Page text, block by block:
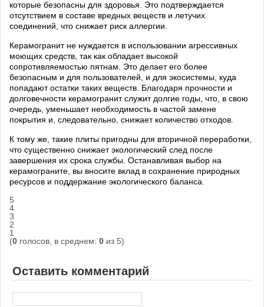
которые безопасны для здоровья. Это подтверждается
отсутствием в составе вредных веществ и летучих
соединений, что снижает риск аллергии.
Керамогранит не нуждается в использовании агрессивных
моющих средств, так как обладает высокой
сопротивляемостью пятнам. Это делает его более
безопасным и для пользователей, и для экосистемы, куда
попадают остатки таких веществ. Благодаря прочности и
долговечности керамогранит служит долгие годы, что, в свою
очередь, уменьшает необходимость в частой замене
покрытия и, следовательно, снижает количество отходов.
К тому же, такие плиты пригодны для вторичной переработки,
что существенно снижает экологический след после
завершения их срока службы. Останавливая выбор на
керамограните, вы вносите вклад в сохранение природных
ресурсов и поддержание экологического баланса.
5
4
3
2
1
(0 голосов, в среднем: 0 из 5)
Оставить комментарий